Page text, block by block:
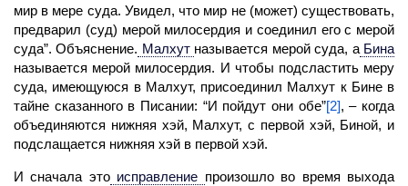
мир в мере суда. Увидел, что мир не (может) существовать,
предварил (суд) мерой милосердия и соединил его с мерой
суда”. Объяснение. Малхут называется мерой суда, аБина
называется мерой милосердия. И чтобы подсластить меру
суда, имеющуюся в Малхут, присоединил Малхут к Бине в
тайне сказанного в Писании: “И пойдут они обе”[2], – когда
объединяются нижняя хэй, Малхут, с первой хэй, Биной, и
подслащается нижняя хэй в первой хэй.
И сначала этоисправление произошло во время выхода